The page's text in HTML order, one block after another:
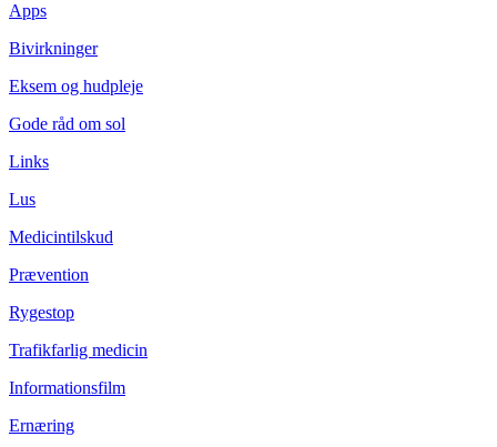
Apps
Bivirkninger
Eksem og hudpleje
Gode råd om sol
Links
Lus
Medicintilskud
Prævention
Rygestop
Trafikfarlig medicin
Informationsfilm
Ernæring